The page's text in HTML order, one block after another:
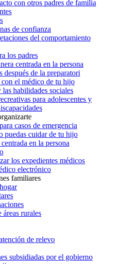
con otros padres de familia
de confianza
del comportamiento
los padres
centrada en la persona
después de la preparatori
el médico de tu hijo
habilidades sociales
para adolescentes y
casos de emergencia
puedas cuidar de tu hijo
en la persona
los expedientes médicos
electrónico
familiares
áreas rurales
de relevo
subsidiadas por el gobierno